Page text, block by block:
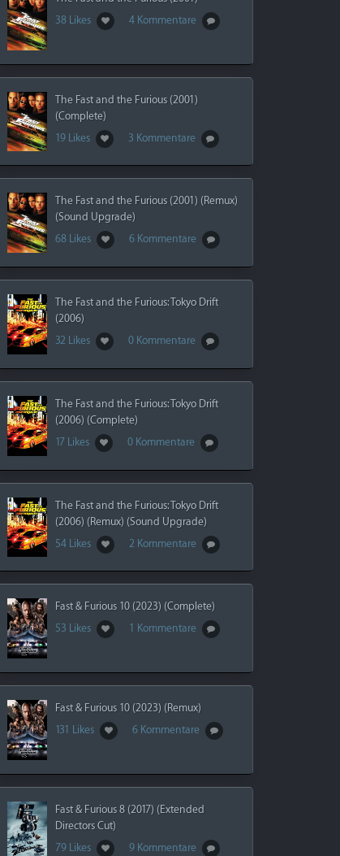
38 Likes
4 Kommentare
The Fast and the Furious (2001)
(Complete)
19 Likes
3 Kommentare
The Fast and the Furious (2001) (Remux)
(Sound Upgrade)
68 Likes
6 Kommentare
The Fast and the Furious: Tokyo Drift
(2006)
32 Likes
0 Kommentare
The Fast and the Furious: Tokyo Drift
(2006) (Complete)
17 Likes
0 Kommentare
The Fast and the Furious: Tokyo Drift
(2006) (Remux) (Sound Upgrade)
54 Likes
2 Kommentare
Fast & Furious 10 (2023) (Complete)
53 Likes
1 Kommentare
Fast & Furious 10 (2023) (Remux)
131 Likes
6 Kommentare
Fast & Furious 8 (2017) (Extended
Directors Cut)
79 Likes
9 Kommentare